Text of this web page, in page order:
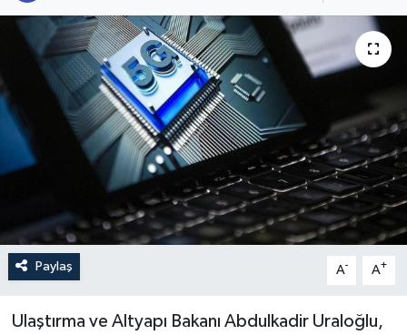
Paylaş A- A+
Ulaştırma ve Altyapı Bakanı Abdulkadir Uraloğlu,
Spor
Türkiye